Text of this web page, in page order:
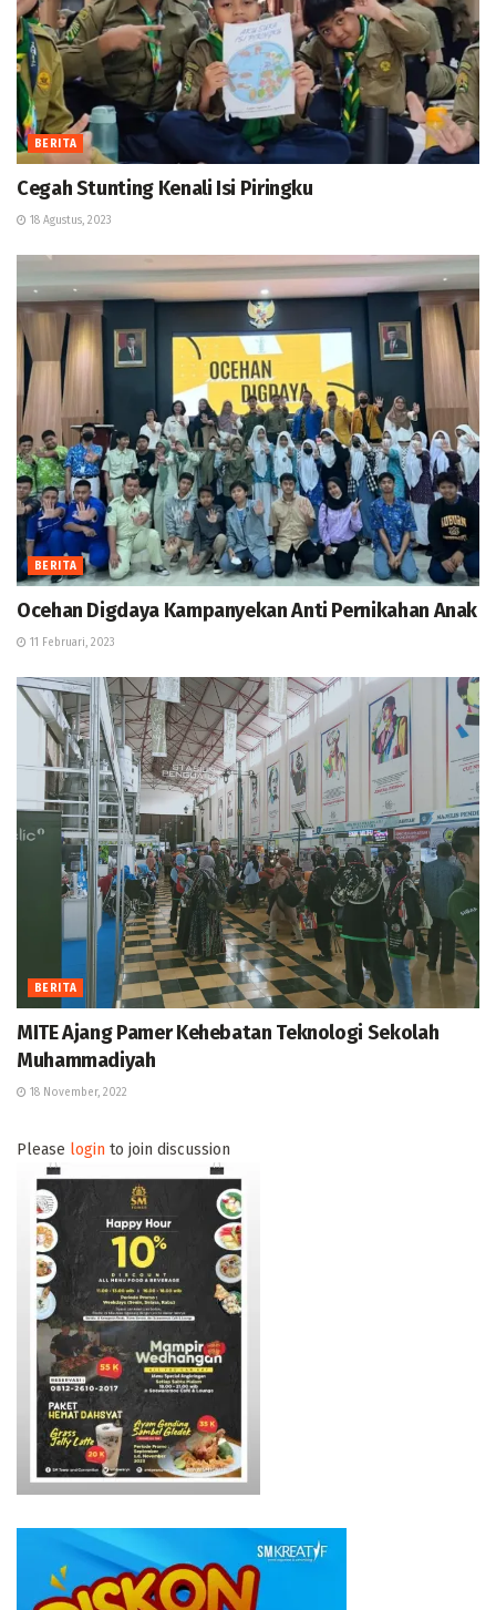
BERITA
Cegah Stunting Kenali Isi Piringku
18 Agustus, 2023
BERITA
Ocehan Digdaya Kampanyekan Anti Pernikahan Anak
11 Februari, 2023
BERITA
MITE Ajang Pamer Kehebatan Teknologi Sekolah
Muhammadiyah
18 November, 2022
Please login to join discussion